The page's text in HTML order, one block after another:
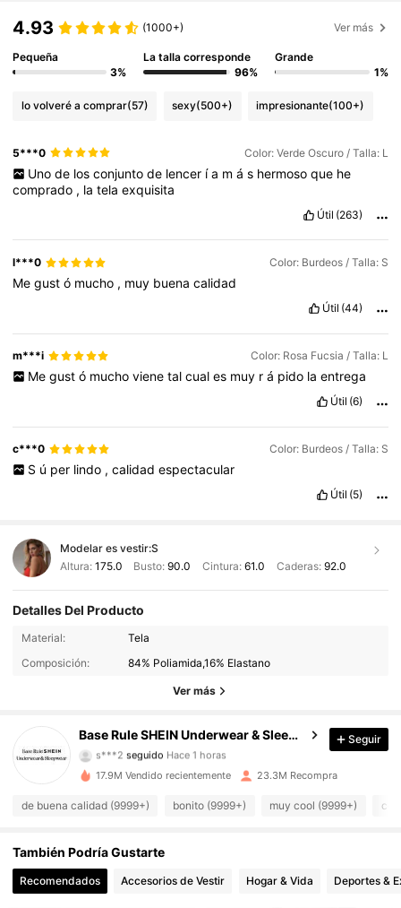
4.93 (1000+) Ver más
Pequeña
3%
La talla corresponde
96%
Grande
1%
lo volveré a comprar(57) sexy(500+) impresionante(100+)
5***0 Color: Verde Oscuro / Talla: L
Uno de los conjunto de lencer ía m á s hermoso que he
comprado , latelaexquisita
Útil (263)
l***0 Color: Burdeos / Talla: S
Megustó mucho , muy buenacalidad
Útil (44)
m***i Color: Rosa Fucsia / Talla: L
Me gust ó mucho viene tal cual es muy r á pido la entrega
Útil (6)
c***0 Color: Burdeos / Talla: S
S ú per lindo , calidad espectacular
Útil (5)
Modelar es vestir:S
Altura: 175.0 Busto:90.0 Cintura: 61.0 Caderas: 92.0
Detalles Del Producto
Material:
Tela
Composición:
84% Poliamida,16% Elastano
Ver más
Base Rule SHEIN Underwear & Sleepwear
1.1M Seguidores
1.1M Seguidores
4.93
s***2 seguido Hace 1 horas
4.93
4.93 1.1M Seguidores
4.93 1.1M Seguidores
4.93
Seguir
17.9M Vendido recientemente 23.3M Recompra
de buena calidad (9999+) bonito (9999+) muy cool (9999+)
También Podría Gustarte
Recomendados Accesorios de Vestir Hogar & Vida Deportes &